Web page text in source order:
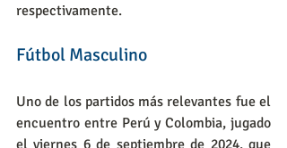
respectivamente.
Fútbol Masculino
Uno de los partidos más relevantes fue el
encuentro entre Perú y Colombia, jugado